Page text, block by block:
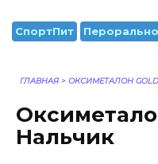
СпортПит Перорально
ГЛАВНАЯ > ОКСИМЕТАЛОН
Нальчик